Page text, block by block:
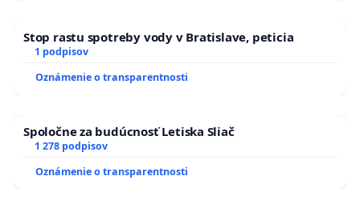
Stop rastu spotreby vody v Bratislave, peticia
1 podpisov
Oznámenie o transparentnosti
Spoločne za budúcnosť Letiska Sliač
1 278 podpisov
Oznámenie o transparentnosti